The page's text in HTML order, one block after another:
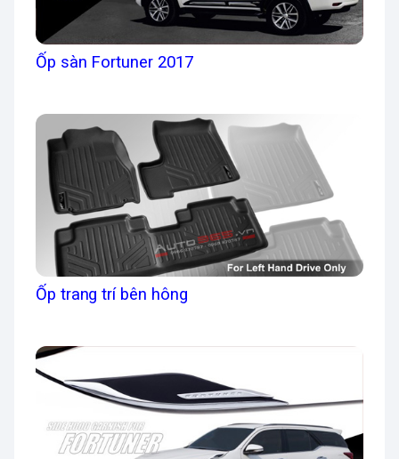
Ốp sàn Fortuner 2017
Ốp trang trí bên hông